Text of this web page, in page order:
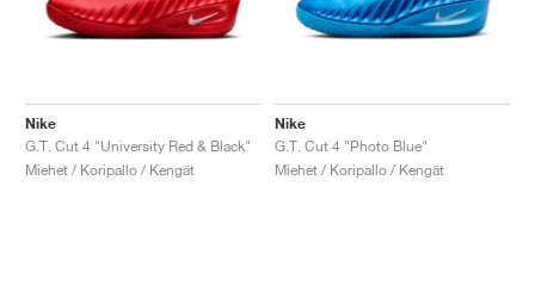
Nike
G.T. Cut 4 "University Red & Black"
Miehet / Koripallo / Kengät
Nike
G.T. Cut 4 "Photo Blue"
Miehet / Koripallo / Kengät